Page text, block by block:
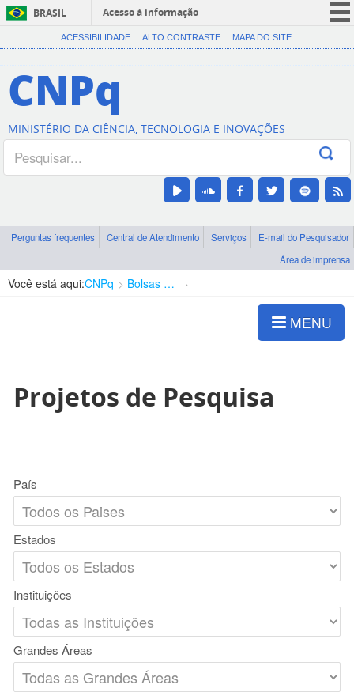
BRASIL
Acesso à informação
CORONAVÍRUS (COVID-19)
Canais
ACESSIBILIDADE ALTO CONTRASTE MAPA DO SITE
CNPq
MINISTÉRIO DA CIÊNCIA, TECNOLOGIA E INOVAÇÕES
Perguntas frequentes Central de Atendimento Serviços
E-mail do Pesquisador
Área de imprensa
Você está aqui:CNPq Bolsas e Auxílios Vigentes
MENU
Projetos de Pesquisa
País
Estados
Instituições
Grandes Áreas